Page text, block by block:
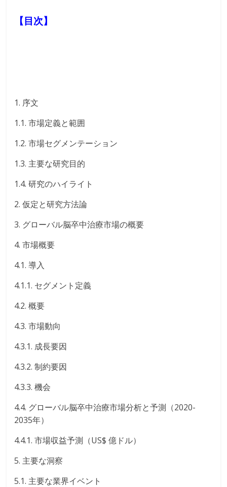
【目次】
1. 序文
1.1. 市場定義と範囲
1.2. 市場セグメンテーション
1.3. 主要な研究目的
1.4. 研究のハイライト
2. 仮定と研究方法論
3. グローバル脳卒中治療市場の概要
4. 市場概要
4.1. 導入
4.1.1. セグメント定義
4.2. 概要
4.3. 市場動向
4.3.1. 成長要因
4.3.2. 制約要因
4.3.3. 機会
4.4. グローバル脳卒中治療市場分析と予測（2020-
2035年）
4.4.1. 市場収益予測（US$ 億ドル）
5. 主要な洞察
5.1. 主要な業界イベント